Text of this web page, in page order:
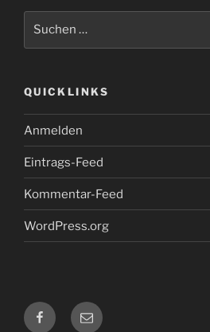
QUICKLINKS
Anmelden
Eintrags-Feed
Kommentar-Feed
WordPress.org
Skilift
E-